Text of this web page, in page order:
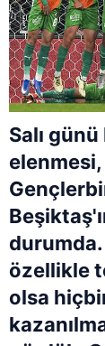
Salı
özellikle
olsa